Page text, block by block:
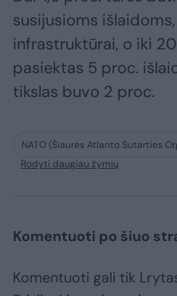
susijusioms
infrastruktūrai, o iki
pasiektas 5 proc.
tikslas buvo 2 proc.
NATO (Šiaurės Atlanto Sutarties
Rodyti daugiau žymių
Komentuoti po šiuo
Komentuoti gali tik